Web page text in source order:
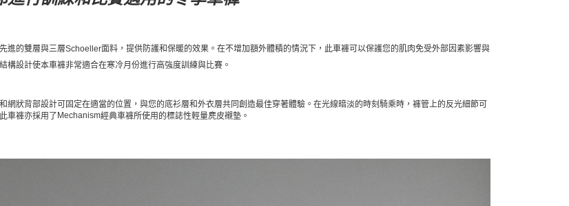
進的雙層與三層Schoeller面料，提供防護和保暖的效果。在不增加額外體積的情況下，此車褲可以保護您的肌肉免受外部因素影響與
構設計使本車褲非常適合在寒冷月份進行高強度訓練與比賽。
網狀背部設計可固定在適當的位置，與您的底衫層和外衣層共同創造最佳穿著體驗。在光線暗淡的時刻騎乘時，褲管上的反光細節可
車褲亦採用了Mechanism經典車褲所使用的標誌性輕量麂皮襯墊。